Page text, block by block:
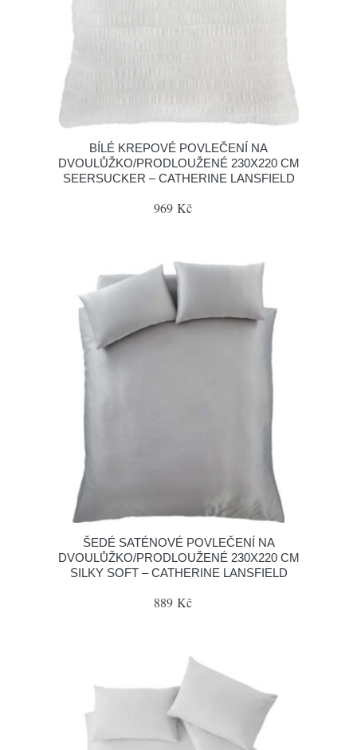
BÍLÉ KREPOVÉ POVLEČENÍ NA
DVOULŮŽKO/PRODLOUŽENÉ 230X220 CM
SEERSUCKER – CATHERINE LANSFIELD
969 Kč
ŠEDÉ SATÉNOVÉ POVLEČENÍ NA
DVOULŮŽKO/PRODLOUŽENÉ 230X220 CM
SILKY SOFT – CATHERINE LANSFIELD
889 Kč